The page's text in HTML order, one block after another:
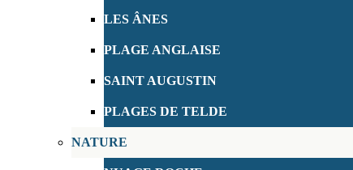
LES ÂNES
PLAGE ANGLAISE
SAINT AUGUSTIN
PLAGES DE TELDE
NATURE